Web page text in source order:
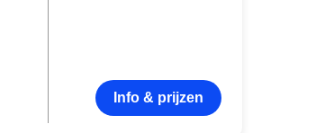
Info & prijzen